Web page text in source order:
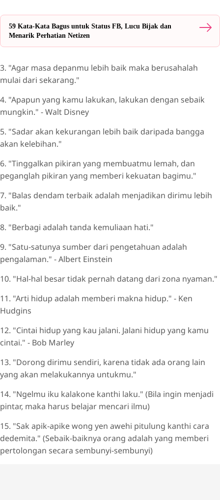
59 Kata-Kata Bagus untuk Status FB, Lucu Bijak dan
Menarik Perhatian Netizen
3. "Agar masa depanmu lebih baik maka berusahalah
mulai dari sekarang."
4. "Apapun yang kamu lakukan, lakukan dengan sebaik
mungkin." - Walt Disney
5. "Sadar akan kekurangan lebih baik daripada bangga
akan kelebihan."
6. "Tinggalkan pikiran yang membuatmu lemah, dan
peganglah pikiran yang memberi kekuatan bagimu."
7. "Balas dendam terbaik adalah menjadikan dirimu lebih
baik."
8. "Berbagi adalah tanda kemuliaan hati."
9. "Satu-satunya sumber dari pengetahuan adalah
pengalaman." - Albert Einstein
10. "Hal-hal besar tidak pernah datang dari zona nyaman."
11. "Arti hidup adalah memberi makna hidup." - Ken
Hudgins
12. "Cintai hidup yang kau jalani. Jalani hidup yang kamu
cintai." - Bob Marley
13. "Dorong dirimu sendiri, karena tidak ada orang lain
yang akan melakukannya untukmu."
14. "Ngelmu iku kalakone kanthi laku." (Bila ingin menjadi
pintar, maka harus belajar mencari ilmu)
15. "Sak apik-apike wong yen awehi pitulung kanthi cara
dedemita." (Sebaik-baiknya orang adalah yang memberi
pertolongan secara sembunyi-sembunyi)